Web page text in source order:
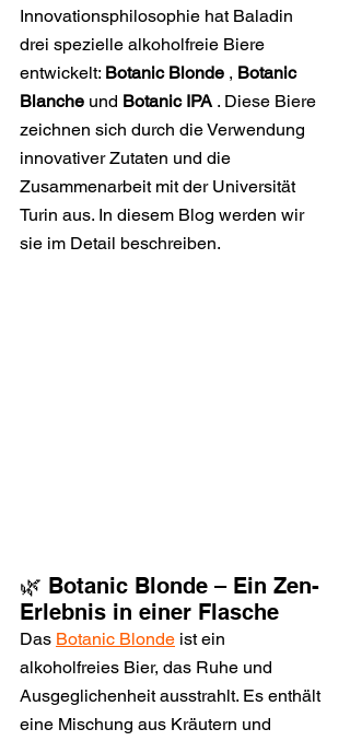
Innovationsphilosophie hat Baladin
drei spezielle alkoholfreie Biere
entwickelt: Botanic Blonde , Botanic
Blanche und Botanic IPA . Diese Biere
zeichnen sich durch die Verwendung
innovativer Zutaten und die
Zusammenarbeit mit der Universität
Turin aus. In diesem Blog werden wir
sie im Detail beschreiben.
🌿 Botanic Blonde – Ein Zen-
Erlebnis in einer Flasche
Das Botanic Blonde ist ein
alkoholfreies Bier, das Ruhe und
Ausgeglichenheit ausstrahlt. Es enthält
eine Mischung aus Kräutern und